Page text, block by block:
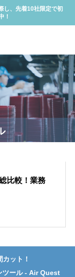
し、先着10社限定で初
！
比較！業務
ット！
ツール - Air Quest